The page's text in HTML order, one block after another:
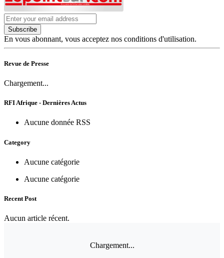
Subscribe
En vous abonnant, vous acceptez nos conditions d'utilisation.
Revue de Presse
Chargement...
RFI Afrique - Dernières Actus
Aucune donnée RSS
Category
Aucune catégorie
Aucune catégorie
Recent Post
Aucun article récent.
Chargement...